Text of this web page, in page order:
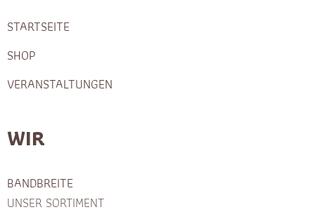
STARTSEITE
SHOP
VERANSTALTUNGEN
WIR
BANDBREITE
UNSER SORTIMENT